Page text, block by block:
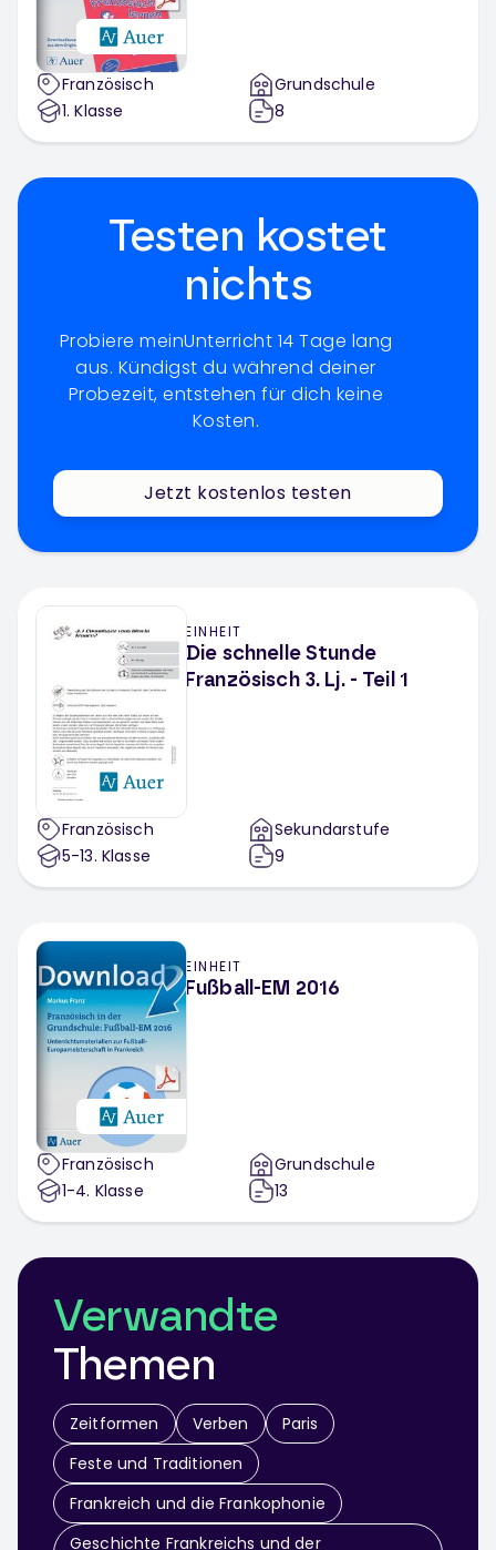
Französisch
1. Klasse
Grundschule
8
Testen kostet
nichts
Probiere meinUnterricht 14 Tage lang
aus. Kündigst du während deiner
Probezeit, entstehen für dich keine
Kosten.
Jetzt kostenlos testen
EINHEIT
Die schnelle Stunde
Französisch 3. Lj. - Teil 1
Französisch
5-13. Klasse
Sekundarstufe
9
EINHEIT
Fußball-EM 2016
Französisch
1-4. Klasse
Grundschule
13
Verwandte
Themen
Zeitformen Verben
Paris
Feste und Traditionen
Frankreich und die Frankophonie
Geschichte Frankreichs und der